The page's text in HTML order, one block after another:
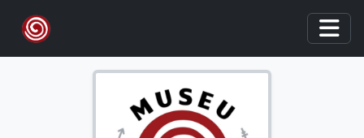
Skip to main content